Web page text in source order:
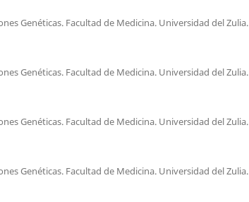
Genéticas. Facultad de Medicina. Universidad del Zulia.
Genéticas. Facultad de Medicina. Universidad del Zulia.
Genéticas. Facultad de Medicina. Universidad del Zulia.
Genéticas. Facultad de Medicina. Universidad del Zulia.